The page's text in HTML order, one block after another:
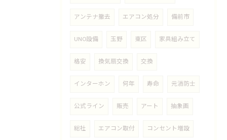
アンテナ撤去 エアコン処分 備前市
UNO設備 玉野 東区 家具組み立て
格安 換気扇交換 交換
インターホン 何年 寿命 元消防士
公式ライン 販売 アート 抽象画
総社 エアコン取付 コンセント増設